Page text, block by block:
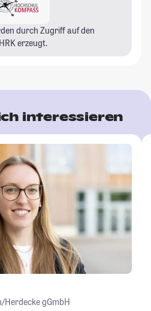
durch Zugriff auf den
erzeugt.
interessieren
gGmbH